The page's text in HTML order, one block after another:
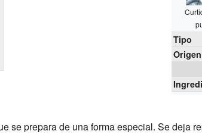
Tipo
Origen
se prepara de una forma especial. Se deja